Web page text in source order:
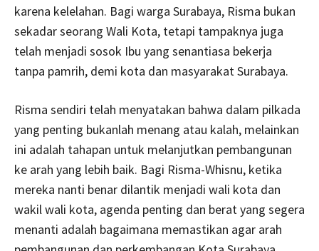
karena kelelahan. Bagi warga Surabaya, Risma bukan
sekadar seorang Wali Kota, tetapi tampaknya juga
telah menjadi sosok Ibu yang senantiasa bekerja
tanpa pamrih, demi kota dan masyarakat Surabaya.
Risma sendiri telah menyatakan bahwa dalam pilkada
yang penting bukanlah menang atau kalah, melainkan
ini adalah tahapan untuk melanjutkan pembangunan
ke arah yang lebih baik. Bagi Risma-Whisnu, ketika
mereka nanti benar dilantik menjadi wali kota dan
wakil wali kota, agenda penting dan berat yang segera
menanti adalah bagaimana memastikan agar arah